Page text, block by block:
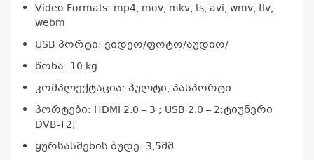
Video Formats: mp4, mov, mkv, ts, avi, wmv, flv,
webm
USB პორტი: ვიდეო/ფოტო/აუდიო/
წონა: 10 kg
კომპლექტაცია: პულტი, პასპორტი
პორტები: HDMI 2.0 – 3 ; USB 2.0 – 2;ტიუნერი
DVB-T2;
ყურსასმენის ბუდე: 3,5მმ